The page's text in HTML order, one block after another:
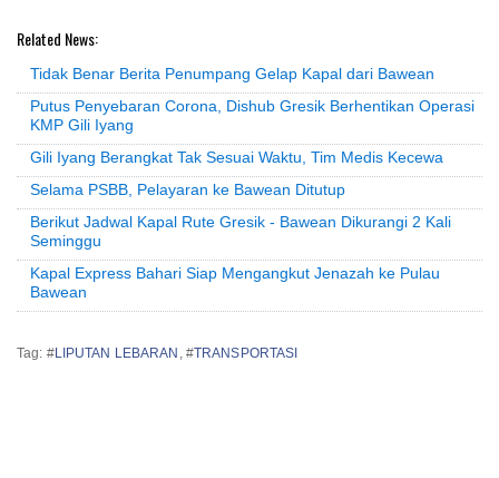
Related News:
Tidak Benar Berita Penumpang Gelap Kapal dari Bawean
Putus Penyebaran Corona, Dishub Gresik Berhentikan Operasi
KMP Gili Iyang
Gili Iyang Berangkat Tak Sesuai Waktu, Tim Medis Kecewa
Selama PSBB, Pelayaran ke Bawean Ditutup
Berikut Jadwal Kapal Rute Gresik - Bawean Dikurangi 2 Kali
Seminggu
Kapal Express Bahari Siap Mengangkut Jenazah ke Pulau
Bawean
Tag: #LIPUTAN LEBARAN , #TRANSPORTASI